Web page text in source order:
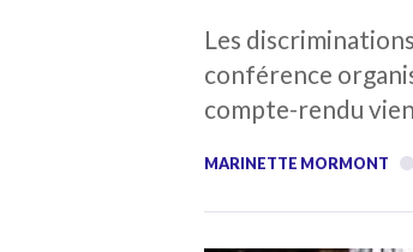
Les
conférence
compte-rendu
MARINETTE MORMONT